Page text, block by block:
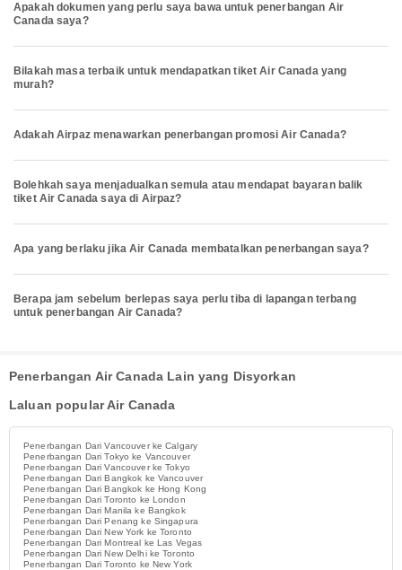
Apakah dokumen yang perlu saya bawa untuk penerbangan Air
Canada saya?
Bilakah masa terbaik untuk mendapatkan tiket Air Canada yang
murah?
Adakah Airpaz menawarkan penerbangan promosi Air Canada?
Bolehkah saya menjadualkan semula atau mendapat bayaran balik
tiket Air Canada saya di Airpaz?
Apa yang berlaku jika Air Canada membatalkan penerbangan saya?
Berapa jam sebelum berlepas saya perlu tiba di lapangan terbang
untuk penerbangan Air Canada?
Penerbangan Air Canada Lain yang Disyorkan
Laluan popular Air Canada
Penerbangan Dari Vancouver ke Calgary
Penerbangan Dari Tokyo ke Vancouver
Penerbangan Dari Vancouver ke Tokyo
Penerbangan Dari Bangkok ke Vancouver
Penerbangan Dari Bangkok ke Hong Kong
Penerbangan Dari Toronto ke London
Penerbangan Dari Manila ke Bangkok
Penerbangan Dari Penang ke Singapura
Penerbangan Dari New York ke Toronto
Penerbangan Dari Montreal ke Las Vegas
Penerbangan Dari New Delhi ke Toronto
Penerbangan Dari Toronto ke New York